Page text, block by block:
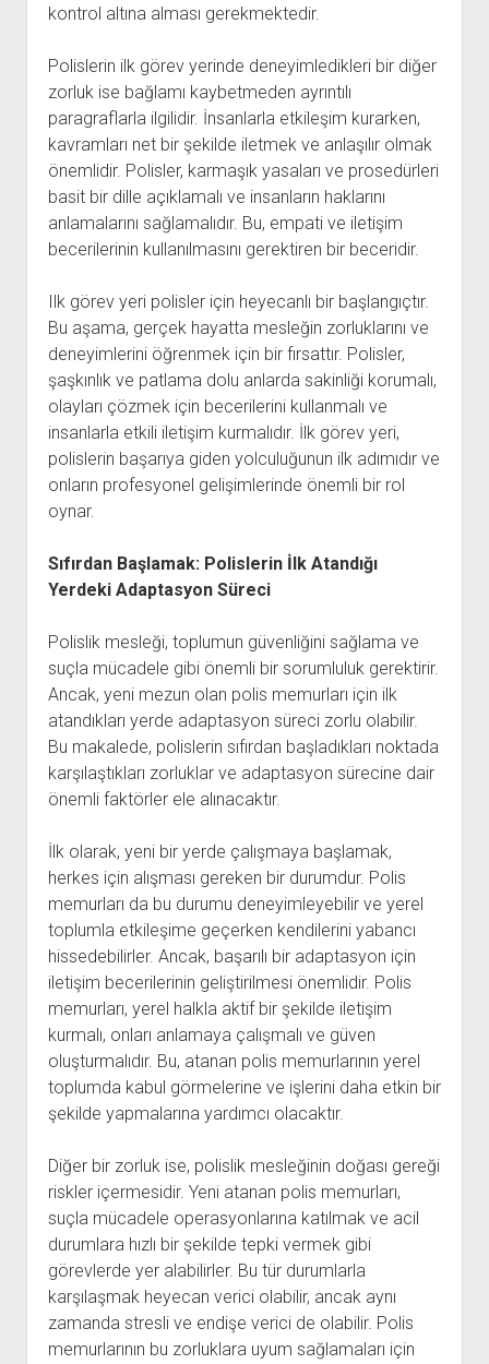
kontrol altına alması gerekmektedir.
Polislerin ilk görev yerinde deneyimledikleri bir diğer
zorluk ise bağlamı kaybetmeden ayrıntılı
paragraflarla ilgilidir. İnsanlarla etkileşim kurarken,
kavramları net bir şekilde iletmek ve anlaşılır olmak
önemlidir. Polisler, karmaşık yasaları ve prosedürleri
basit bir dille açıklamalı ve insanların haklarını
anlamalarını sağlamalıdır. Bu, empati ve iletişim
becerilerinin kullanılmasını gerektiren bir beceridir.
Ilk görev yeri polisler için heyecanlı bir başlangıçtır.
Bu aşama, gerçek hayatta mesleğin zorluklarını ve
deneyimlerini öğrenmek için bir fırsattır. Polisler,
şaşkınlık ve patlama dolu anlarda sakinliği korumalı,
olayları çözmek için becerilerini kullanmalı ve
insanlarla etkili iletişim kurmalıdır. İlk görev yeri,
polislerin başarıya giden yolculuğunun ilk adımıdır ve
onların profesyonel gelişimlerinde önemli bir rol
oynar.
Sıfırdan Başlamak: Polislerin İlk Atandığı
Yerdeki Adaptasyon Süreci
Polislik mesleği, toplumun güvenliğini sağlama ve
suçla mücadele gibi önemli bir sorumluluk gerektirir.
Ancak, yeni mezun olan polis memurları için ilk
atandıkları yerde adaptasyon süreci zorlu olabilir.
Bu makalede, polislerin sıfırdan başladıkları noktada
karşılaştıkları zorluklar ve adaptasyon sürecine dair
önemli faktörler ele alınacaktır.
İlk olarak, yeni bir yerde çalışmaya başlamak,
herkes için alışması gereken bir durumdur. Polis
memurları da bu durumu deneyimleyebilir ve yerel
toplumla etkileşime geçerken kendilerini yabancı
hissedebilirler. Ancak, başarılı bir adaptasyon için
iletişim becerilerinin geliştirilmesi önemlidir. Polis
memurları, yerel halkla aktif bir şekilde iletişim
kurmalı, onları anlamaya çalışmalı ve güven
oluşturmalıdır. Bu, atanan polis memurlarının yerel
toplumda kabul görmelerine ve işlerini daha etkin bir
şekilde yapmalarına yardımcı olacaktır.
Diğer bir zorluk ise, polislik mesleğinin doğası gereği
riskler içermesidir. Yeni atanan polis memurları,
suçla mücadele operasyonlarına katılmak ve acil
durumlara hızlı bir şekilde tepki vermek gibi
görevlerde yer alabilirler. Bu tür durumlarla
karşılaşmak heyecan verici olabilir, ancak aynı
zamanda stresli ve endişe verici de olabilir. Polis
memurlarının bu zorluklara uyum sağlamaları için